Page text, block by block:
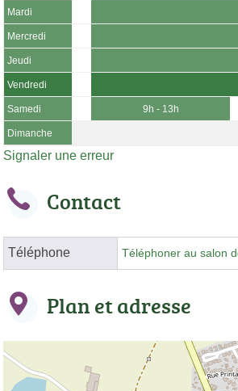
Mardi
Mercredi
Jeudi
Vendredi
Samedi 9h - 13h
Dimanche
Signaler une erreur
Contact
Téléphone Téléphoner au salon
Plan et adresse